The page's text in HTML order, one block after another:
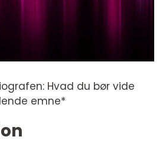
Hvad du bør vide
emne*